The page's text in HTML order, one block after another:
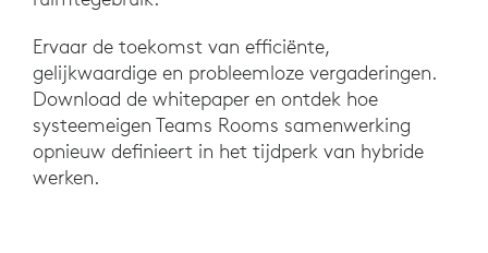
Ervaar de toekomst van efficiënte,
gelijkwaardige en probleemloze vergaderingen.
Download de whitepaper en ontdek hoe
systeemeigen Teams Rooms samenwerking
opnieuw definieert in het tijdperk van hybride
werken.